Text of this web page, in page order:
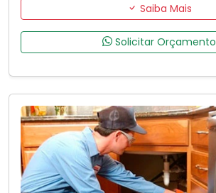
Saiba Mais
Solicitar Orçamento